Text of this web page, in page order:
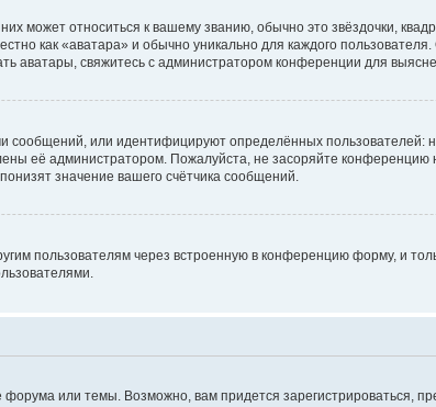
может относиться к вашему званию, обычно это звёздочки,
как «аватара» и обычно уникально для каждого
аватары, свяжитесь с администратором конференции для
или идентифицируют определённых
её администратором. Пожалуйста, не засоряйте
значение вашего счётчика сообщений.
пользователям через встроенную в конференцию форму, и
или темы. Возможно, вам придется зарегистрироваться,